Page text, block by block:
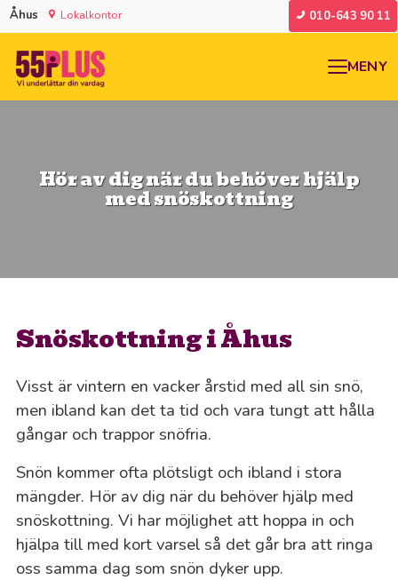
Åhus Lokalkontor 010-643 90 11
MENY
Hör av dig när du behöver hjälp
med snöskottning
Snöskottning i Åhus
Visst är vintern en vacker årstid med all sin snö,
men ibland kan det ta tid och vara tungt att hålla
gångar och trappor snöfria.
Snön kommer ofta plötsligt och ibland i stora
mängder. Hör av dig när du behöver hjälp med
snöskottning. Vi har möjlighet att hoppa in och
hjälpa till med kort varsel så det går bra att ringa
oss samma dag som snön dyker upp.